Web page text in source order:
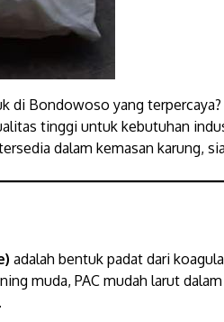
di Bondowoso yang terpercaya?
tinggi untuk kebutuhan
dalam kemasan karung,
adalah bentuk padat dari
muda, PAC mudah larut